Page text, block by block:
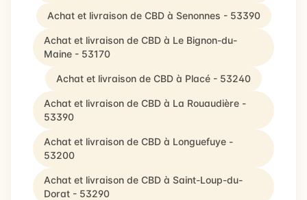
Achat et livraison de CBD à Senonnes - 53390
Achat et livraison de CBD à Le Bignon-du-
Maine - 53170
Achat et livraison de CBD à Placé - 53240
Achat et livraison de CBD à La Rouaudière -
53390
Achat et livraison de CBD à Longuefuye -
53200
Achat et livraison de CBD à Saint-Loup-du-
Dorat - 53290